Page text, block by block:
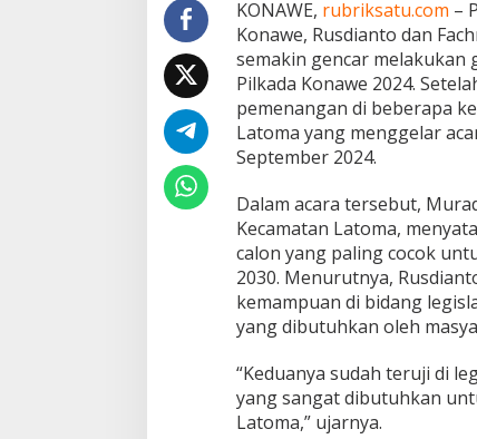
o
t
i
k
u
n
t
k
P
i
k
a
d
K
o
n
a
KONAWE, rubriksatu.com –
Konawe, Rusdianto dan
semakin gencar melakukan
Pilkada Konawe 2024.
pemenangan di beberapa
Latoma yang menggelar
September 2024.
Dalam acara tersebut,
Kecamatan Latoma,
calon yang paling cocok
2030. Menurutnya,
kemampuan di bidang
yang dibutuhkan oleh
“Keduanya sudah teruji di
yang sangat dibutuhkan
Latoma,” ujarnya.